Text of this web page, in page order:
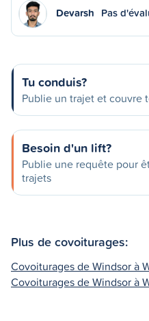
Devarsh Pas
Tu conduis?
Publie un trajet et couvre
Besoin d'un lift?
Publie une requête pour
trajets
Plus de covoiturages:
Covoiturages de Windsor à
Covoiturages de Windsor à